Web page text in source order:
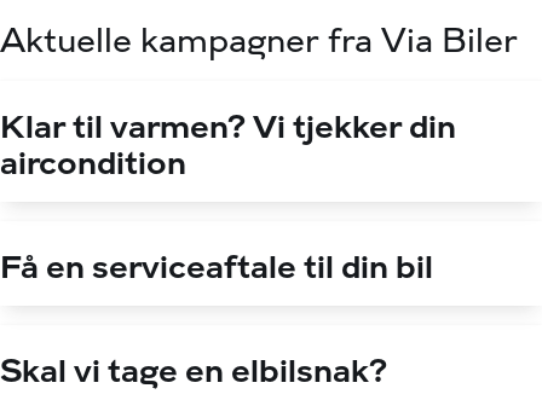
Aktuelle kampagner fra Via Biler
Klar til varmen? Vi tjekker din
aircondition
Få en serviceaftale til din bil
Skal vi tage en elbilsnak?